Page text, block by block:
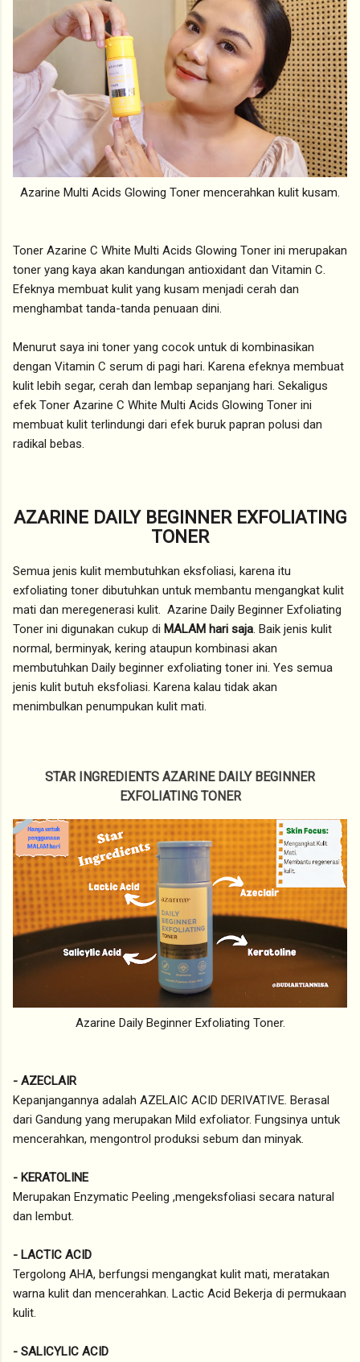
Azarine Multi Acids Glowing Toner mencerahkan kulit kusam.
Toner Azarine C White Multi Acids Glowing Toner ini merupakan
toner yang kaya akan kandungan antioxidant dan Vitamin C.
Efeknya membuat kulit yang kusam menjadi cerah dan
menghambat tanda-tanda penuaan dini.
Menurut saya ini toner yang cocok untuk di kombinasikan
dengan Vitamin C serum di pagi hari. Karena efeknya membuat
kulit lebih segar, cerah dan lembap sepanjang hari. Sekaligus
efek Toner Azarine C White Multi Acids Glowing Toner ini
membuat kulit terlindungi dari efek buruk papran polusi dan
radikal bebas.
AZARINE DAILY BEGINNER EXFOLIATING
TONER
Semua jenis kulit membutuhkan eksfoliasi, karena itu
exfoliating toner dibutuhkan untuk membantu mengangkat kulit
mati dan meregenerasi kulit. Azarine Daily Beginner Exfoliating
Toner ini digunakan cukup di MALAM hari saja . Baik jenis kulit
normal, berminyak, kering ataupun kombinasi akan
membutuhkan Daily beginner exfoliating toner ini. Yes semua
jenis kulit butuh eksfoliasi. Karena kalau tidak akan
menimbulkan penumpukan kulit mati.
STAR INGREDIENTS AZARINE DAILY BEGINNER
EXFOLIATING TONER
Azarine Daily Beginner Exfoliating Toner.
- AZECLAIR
Kepanjangannya adalah AZELAIC ACID DERIVATIVE. Berasal
dari Gandung yang merupakan Mild exfoliator. Fungsinya untuk
mencerahkan, mengontrol produksi sebum dan minyak.
- KERATOLINE
Merupakan Enzymatic Peeling ,mengeksfoliasi secara natural
dan lembut.
- LACTIC ACID
Tergolong AHA, berfungsi mengangkat kulit mati, meratakan
warna kulit dan mencerahkan. Lactic Acid Bekerja di permukaan
kulit.
- SALICYLIC ACID